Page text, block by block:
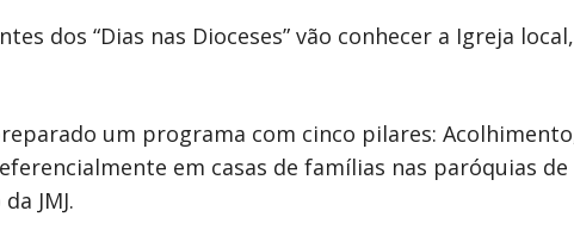
dos “Dias nas Dioceses” vão conhecer a Igreja
um programa com cinco pilares:
em casas de famílias nas paróquias
JMJ.